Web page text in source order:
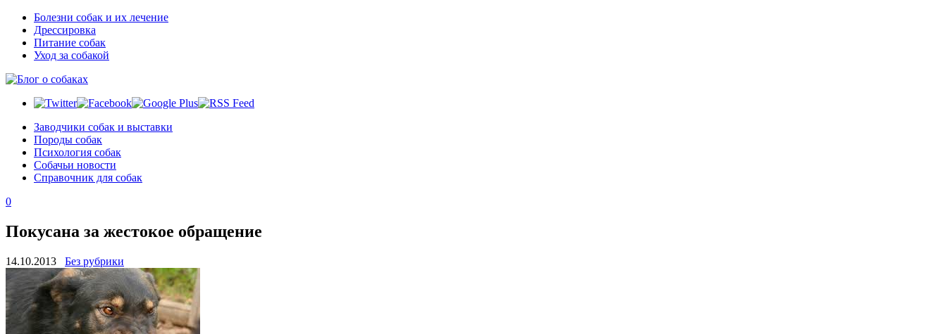
Болезни собак и их лечение
Дрессировка
Питание собак
Уход за собакой
Заводчики собак и выставки
Породы собак
Психология собак
Собачьи новости
Справочник для собак
0
Покусана за жестокое обращение
14.10.2013 Без рубрики